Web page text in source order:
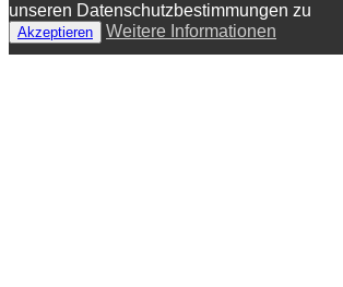
unseren Datenschutzbestimmungen zu
Akzeptieren Weitere Informationen